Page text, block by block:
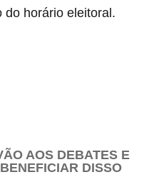
do horário eleitoral.
AOS DEBATES E
DISSO